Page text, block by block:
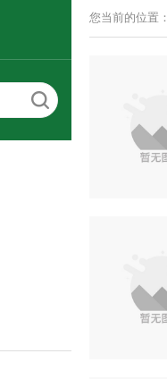
您当前的位置：